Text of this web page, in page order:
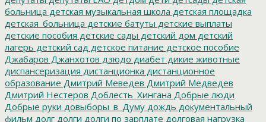
больница детская музыкальная школа детская площадка
детская_больница детские батуты детские выплаты
детские пособия детские сады детский дом детский
лагерь детский сад детское питание детское пособие
Джабаров Джанхотов дзюдо диабет дикие животные
диспансеризация дистанционка дистанционное
образование Дмитрий Меведев Дмитрий Медведев
Дмитрий Нестеров Доблесть_Хингана Добрые люди
Добрые руки довыборы_в_Думу дождь документальный
фильм долг долги долги по зарплате долговая нагрузка